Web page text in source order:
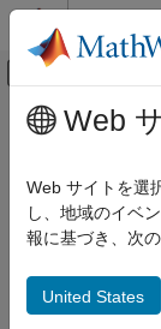
コンテンツへスキッ
オフキ
ドキュメンテーショ
FPGA、ASIC、およ
HDL Coder
カテゴリ
メインコンテ
モデル
サポートされ
ン、互換性チ
HDL コードを
境で HDL コー
Web
Web サイトを選
し、地域のイベ
報に基づき、次
United States